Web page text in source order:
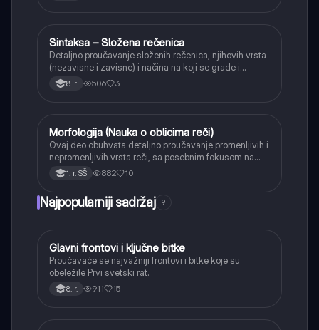
Srpski jezik
Sintaksa – Složena rečenica
Detaljno proučavanje složenih rečenica, njihovih vrsta
(nezavisne i zavisne) i načina na koji se grade i
povezuju.
8. r. 506 3
Srpski jezik
Morfologija (Nauka o oblicima reči)
Ovaj deo obuhvata detaljno proučavanje promenljivih i
nepromenljivih vrsta reči, sa posebnim fokusom na
glagolske oblike, glagolski vid i rod, kao i tvorbu reči.
1. r. SŠ 882 10
Najpopularniji sadržaj 9
Istorija
Glavni frontovi i ključne bitke
Proučavaće se najvažniji frontovi i bitke koje su
obeležile Prvi svetski rat.
8. r. 911 15